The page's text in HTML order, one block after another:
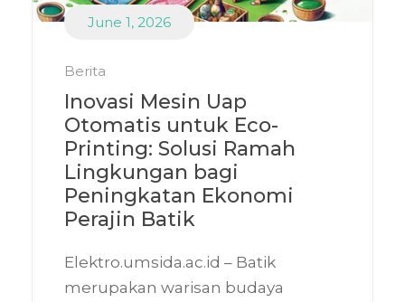
June 1, 2026
Berita
Inovasi Mesin Uap
Otomatis untuk Eco-
Printing: Solusi Ramah
Lingkungan bagi
Peningkatan Ekonomi
Perajin Batik
Elektro.umsida.ac.id – Batik
merupakan warisan budaya